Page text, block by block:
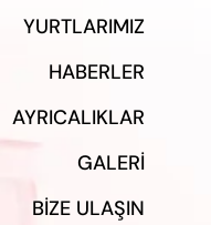
YURTLARIMIZ
HABERLER
AYRICALIKLAR
GALERI
BIZE ULAŞIN